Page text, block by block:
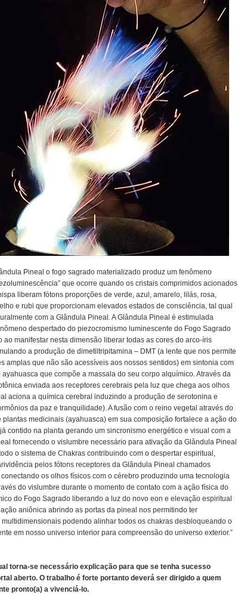
Pineal o fogo sagrado materializado produz um fenômeno
que ocorre quando os cristais comprimidos acionados
liberam fótons proporções de verde, azul, amarelo, lilás, rosa,
e rubi que proporcionam elevados estados de consciência, tal qual
com a Glândula Pineal. A Glândula Pineal é estimulada
despertado do piezocromismo luminescente do Fogo Sagrado
ao manifestar nesta dimensão liberar todas as cores do arco-íris
a produção de dimetiltripitamina – DMT (a lente que nos permite
amplas que não são acessíveis aos nossos sentidos) em sintonia com
ayahuasca que compõe a massala do seu corpo alquímico. Através da
enviada aos receptores cerebrais pela luz que chega aos olhos
aciona a química cerebral induzindo a produção de serotonina e
da paz e tranquilidade). A fusão com o reino vegetal através do
plantas medicinais (ayahuasca) em sua composição fortalece a ação do
contido na planta gerando um sincronismo energético e visual com a
fornecendo o vislumbre necessário para ativação da Glândula Pineal
o sistema de Chakras contribuindo com o despertar espiritual,
pelos fótons receptores da Glândula Pineal chamados
os olhos físicos com o cérebro produzindo uma tecnologia
do vislumbre durante o momento de contato com a ação física do
do Fogo Sagrado liberando a luz do novo eon e elevação espiritual
aniônica abrindo as portas da pineal nos permitindo ter
podendo alinhar todos os chakras desbloqueando o
em nosso universo interior para compreensão do universo exterior.”
torna-se necessário explicação para que se tenha sucesso
aberto. O trabalho é forte portanto deverá ser dirigido a quem
pronto(a) a vivenciá-lo.